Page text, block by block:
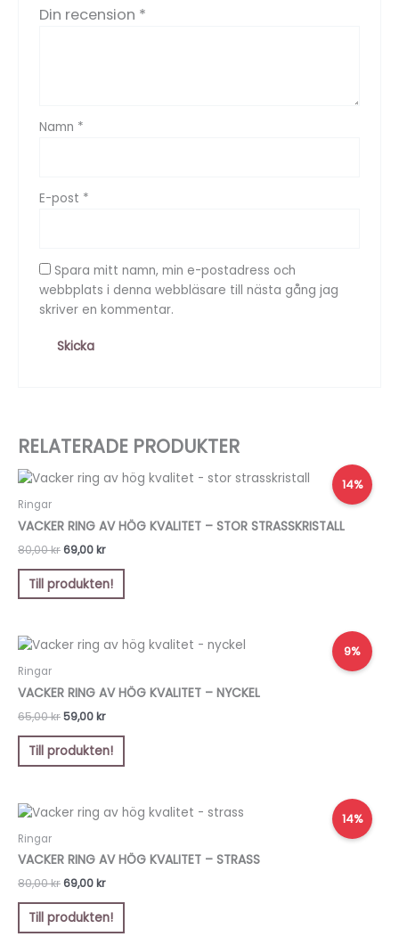
Din recension *
Namn *
E-post *
Spara mitt namn, min e-postadress och
webbplats i denna webbläsare till nästa gång jag
skriver en kommentar.
RELATERADE PRODUKTER
14%
Ringar
VACKER RING AV HÖG KVALITET – STOR STRASSKRISTALL
80,00kr
Det
ursprungliga
var:
80,00 kr.
69,00kr
Det
nuvarande
är:
69,00 kr.
Till produkten!
9%
Ringar
VACKER RING AV HÖG KVALITET – NYCKEL
65,00kr
Det
ursprungliga
var:
65,00 kr.
59,00kr
Det
nuvarande
är:
59,00 kr.
Till produkten!
14%
Ringar
VACKER RING AV HÖG KVALITET – STRASS
80,00kr
Det
ursprungliga
var:
80,00 kr.
69,00kr
Det
nuvarande
är:
69,00 kr.
Till produkten!